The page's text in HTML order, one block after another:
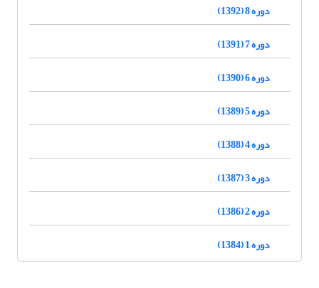
دوره 8 (1392)
دوره 7 (1391)
دوره 6 (1390)
دوره 5 (1389)
دوره 4 (1388)
دوره 3 (1387)
دوره 2 (1386)
دوره 1 (1384)